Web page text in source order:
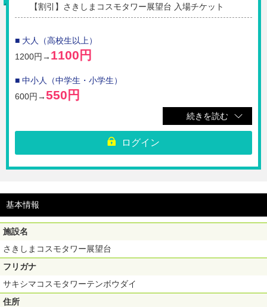
【割引】さきしまコスモタワー展望台 入場チケット
■ 大人（高校生以上）
1200円→ 1100円
■ 中小人（中学生・小学生）
600円→550円
☆さきしまコスモタワー展望台に入場できるお得なチケットです。
※さきしまコスモタワー展望台1階インフォメーションにてご購入いただ
いたQRコードをご提示ください。
※混雑時にはしばらくお待ちいただく可能性があります。
observatory.com/group/
【利用期間】ご購入日から180日間
続きを読む
ログイン
基本情報
施設名
さきしまコスモタワー展望台
フリガナ
サキシマコスモタワーテンボウダイ
住所